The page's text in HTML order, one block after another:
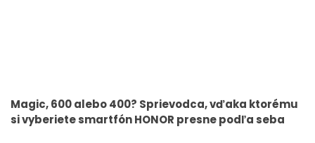
Magic, 600 alebo 400? Sprievodca, vďaka ktorému
si vyberiete smartfón HONOR presne podľa seba